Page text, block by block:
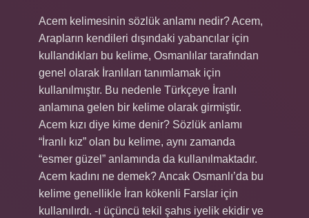
Acem kelimesinin sözlük anlamı nedir? Acem,
Arapların kendileri dışındaki yabancılar için
kullandıkları bu kelime, Osmanlılar tarafından
genel olarak İranlıları tanımlamak için
kullanılmıştır. Bu nedenle Türkçeye İranlı
anlamına gelen bir kelime olarak girmiştir.
Acem kızı diye kime denir? Sözlük anlamı
“İranlı kız” olan bu kelime, aynı zamanda
“esmer güzel” anlamında da kullanılmaktadır.
Acem kadını ne demek? Ancak Osmanlı’da bu
kelime genellikle İran kökenli Farslar için
kullanılırdı. -ı üçüncü tekil şahıs iyelik ekidir ve